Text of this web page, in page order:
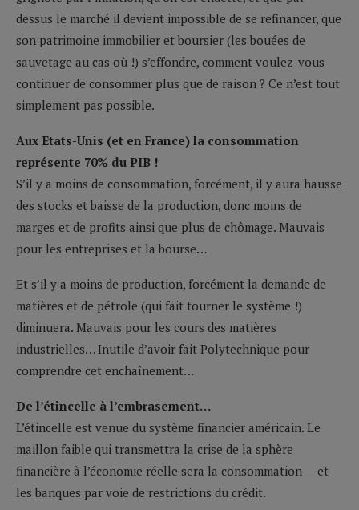
dessus le marché il devient impossible de se refinancer, que
son patrimoine immobilier et boursier (les bouées de
sauvetage au cas où !) s’effondre, comment voulez-vous
continuer de consommer plus que de raison ? Ce n’est tout
simplement pas possible.
Aux Etats-Unis (et en France) la consommation
représente 70% du PIB !
S’il y a moins de consommation, forcément, il y aura hausse
des stocks et baisse de la production, donc moins de
marges et de profits ainsi que plus de chômage. Mauvais
pour les entreprises et la bourse…
Et s’il y a moins de production, forcément la demande de
matières et de pétrole (qui fait tourner le système !)
diminuera. Mauvais pour les cours des matières
industrielles… Inutile d’avoir fait Polytechnique pour
comprendre cet enchaînement…
De l’étincelle à l’embrasement…
L’étincelle est venue du système financier américain. Le
maillon faible qui transmettra la crise de la sphère
financière à l’économie réelle sera la consommation — et
les banques par voie de restrictions du crédit.